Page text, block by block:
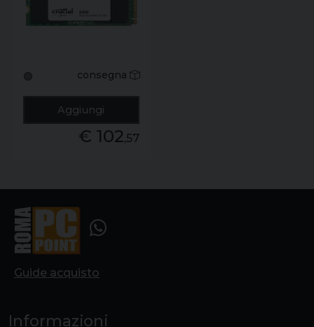
🟢 consegna
Aggiungi
€ 102,57
Guide acquisto
Informazioni